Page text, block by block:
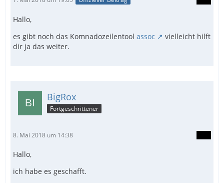
Hallo,
es gibt noch das Komnadozeilentool assoc
vielleicht hilft
dir ja das weiter.
BigRox
Fortgeschrittener
8. Mai 2018 um 14:38
Hallo,
ich habe es geschafft.